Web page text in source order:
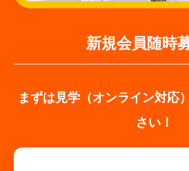
新規会員随時
まずは見学（オンライン対応
さい！